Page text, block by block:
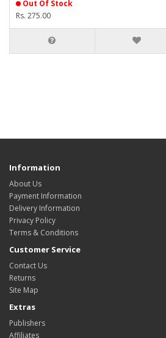
Out Of Stock
Rs. 275.00
Information
About Us
Payment Information
Delivery Information
Privacy Policy
Terms & Conditions
Customer Service
Contact Us
Returns
Site Map
Extras
Publishers
Affiliates